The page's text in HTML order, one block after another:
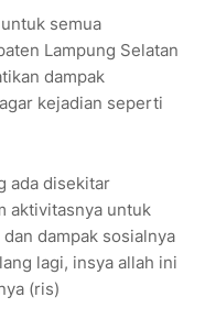
semua
Lampung Selatan
dampak
kejadian seperti
ada disekitar
aktivitasnya untuk
dampak sosialnya
lagi, insya allah ini
(ris)